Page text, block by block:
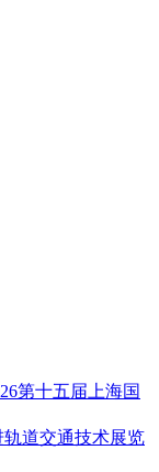
第十五届上海国
轨道交通技术展览